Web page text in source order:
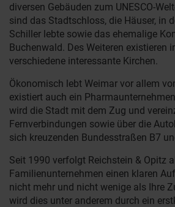
diversen Gebäuden zum UNESCO-
sind das Stadtschloss, die Häuser, in
Schiller lebte sowie das ehemalige
Buchenwald. Des Weiteren existieren
verschiedene interessante Kirchen.
Ökonomisch lebt Weimar vor allem
existiert auch ein
wird die Stadt mit dem Zug und
Fernverbindungen sowie über die
sich kreuzenden Bundesstraßen B7
Seit 1990 verfolgt Reichstein & Opitz
Familienunternehmen einen klaren
nicht mehr und nicht wenige als Ihre
wird dies unter anderem durch ein